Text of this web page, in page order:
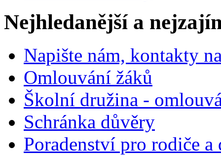
Nejhledanější a
Napište nám, kontakty
Omlouvání žáků
Školní družina -
Schránka důvěry
Poradenství pro rodiče